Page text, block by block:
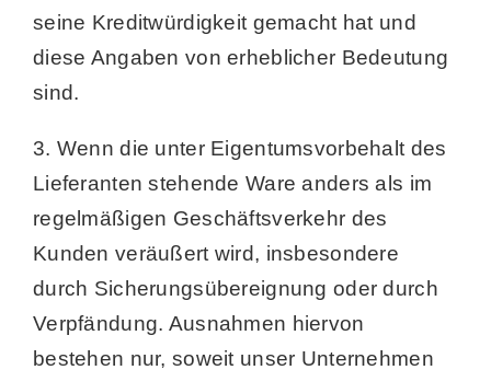
seine Kreditwürdigkeit gemacht hat und
diese Angaben von erheblicher Bedeutung
sind.
3. Wenn die unter Eigentumsvorbehalt des
Lieferanten stehende Ware anders als im
regelmäßigen Geschäftsverkehr des
Kunden veräußert wird, insbesondere
durch Sicherungsübereignung oder durch
Verpfändung. Ausnahmen hiervon
bestehen nur, soweit unser Unternehmen